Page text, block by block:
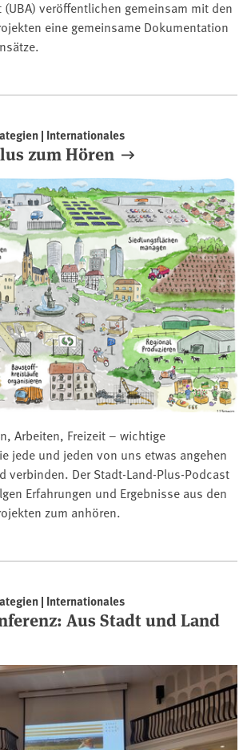
veröffentlichen gemeinsam mit den
eine gemeinsame Dokumentation
| Internationales
zum Hören
Arbeiten, Freizeit – wichtige
jede und jeden von uns etwas angehen
verbinden. Der Stadt-Land-Plus-Podcast
Erfahrungen und Ergebnisse aus den
zum anhören.
| Internationales
Aus Stadt und Land